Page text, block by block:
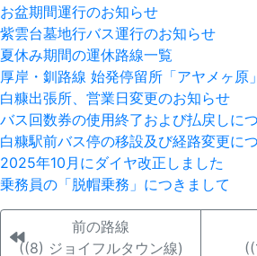
お盆期間運行のお知らせ
紫雲台墓地行バス運行のお知らせ
夏休み期間の運休路線一覧
厚岸・釧路線 始発停留所「アヤメヶ原
白糠出張所、営業日変更のお知らせ
バス回数券の使用終了および払戻しに
白糠駅前バス停の移設及び経路変更に
2025年10月にダイヤ改正しました
乗務員の「脱帽乗務」につきまして
前の路線
((8) ジョイフルタウン線)